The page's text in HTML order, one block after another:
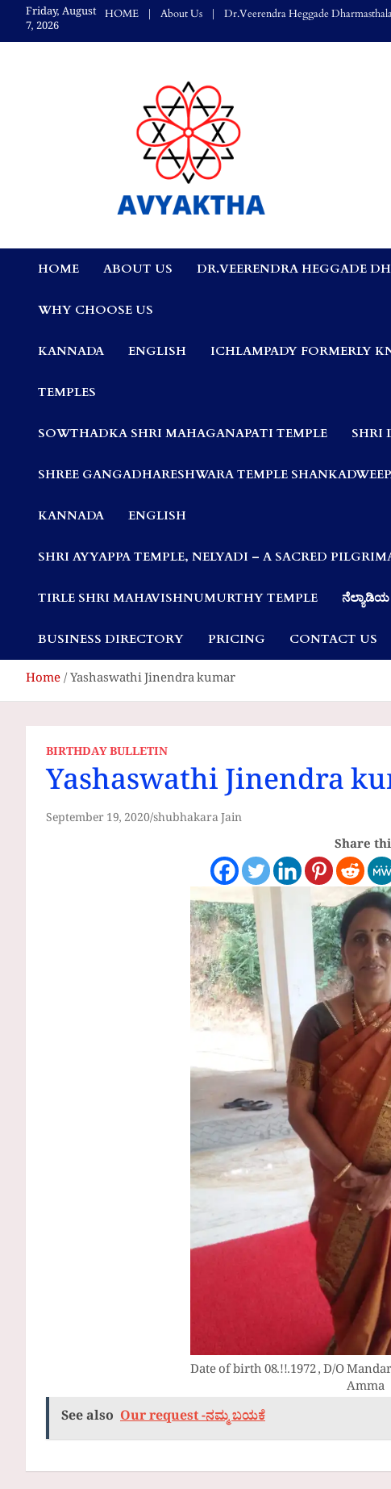
content
Friday, August
7, 2026
HOME About Us Dr.Veerendra Heggade
Avyaktha Bulletin:
Connecting Temples,
Professionals, &
Communities
HOME ABOUT US DR.VEERENDRA HEGGADE
WHY CHOOSE US
KANNADA ENGLISH ICHLAMPADY FORMERLY
TEMPLES
SOWTHADKA SHRI MAHAGANAPATI TEMPLE SHRI
SHREE GANGADHARESHWARA TEMPLE
KANNADA ENGLISH
SHRI AYYAPPA TEMPLE, NELYADI – A SACRED
TIRLE SHRI MAHAVISHNUMURTHY TEMPLE ನೆಲ್ಯಾಡಿಯ
BUSINESS DIRECTORY PRICING CONTACT US
Home Yashaswathi Jinendra kumar
BIRTHDAY BULLETIN
Yashaswathi Jinendra
September 19, 2020shubhakara Jain
Share
Date of birth 08.!!.1972 , D/O
Amma
See also Our request -ನಮ್ಮ ಬಯಕೆ